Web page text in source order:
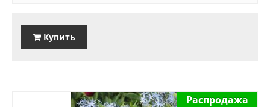
Купить
Распродажа